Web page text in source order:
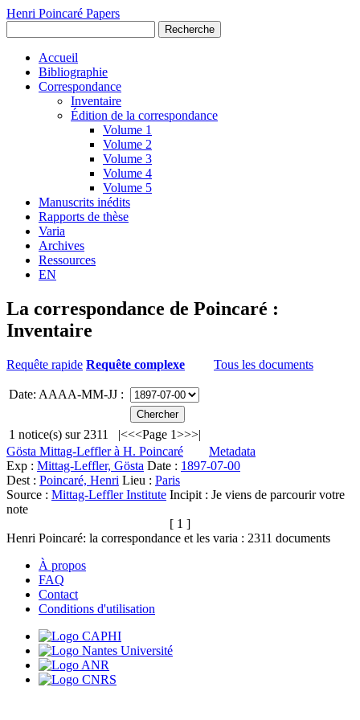
Henri Poincaré Papers
Recherche
Accueil
Bibliographie
Correspondance
Inventaire
Édition de la correspondance
Volume 1
Volume 2
Volume 3
Volume 4
Volume 5
Manuscrits inédits
Rapports de thèse
Varia
Archives
Ressources
EN
La correspondance de Poincaré :
Inventaire
Requête rapide Requête complexe Tous les documents
Date: AAAA-MM-JJ :
1 notice(s) sur 2311 |<<<Page 1>>>|
Gösta Mittag-Leffler à H. Poincaré
Metadata
Exp : Mittag-Leffler, Gösta Date : 1897-07-00
Dest : Poincaré, Henri Lieu : Paris
Source : Mittag-Leffler Institute Incipit : Je viens de parcourir votre
note
[ 1 ]
Henri Poincaré: la correspondance et les varia : 2311 documents
À propos
FAQ
Contact
Conditions d'utilisation